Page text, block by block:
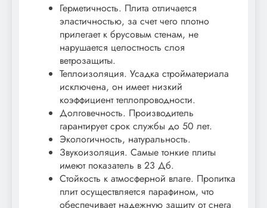
Герметичность. Плита отличается
эластичностью, за счет чего плотно
прилегает к брусовым стенам, не
нарушается целостность слоя
ветрозащиты.
Теплоизоляция. Усадка стройматериала
исключена, он имеет низкий
коэффициент теплопроводности.
Долговечность. Производитель
гарантирует срок службы до 50 лет.
Экологичность, натуральность.
Звукоизоляция. Самые тонкие плиты
имеют показатель в 23 Дб.
Стойкость к атмосферной влаге. Пропитка
плит осуществляется парафином, что
обеспечивает надежную защиту от снега